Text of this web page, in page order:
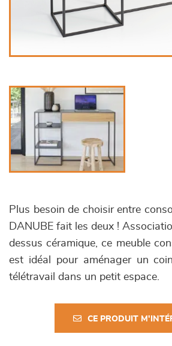
Plus besoin de choisir entre
DANUBE fait les deux !
dessus céramique, ce meuble
est idéal pour aménager un
télétravail dans un petit espace.
CE PRODUIT